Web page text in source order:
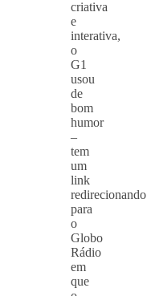
criativa
e
interativa,
o
G1
usou
de
bom
humor
–
tem
um
link
redirecionando
para
o
Globo
Rádio
em
que